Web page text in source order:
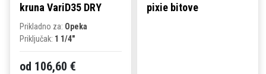
kruna VariD35 DRY
Prikladno za: Opeka
Priključak: 1 1/4"
od 106,60 €
pixie bitove